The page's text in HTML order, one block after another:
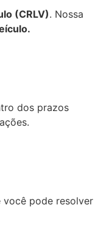
(CRLV). Nossa
dos prazos
você pode resolver